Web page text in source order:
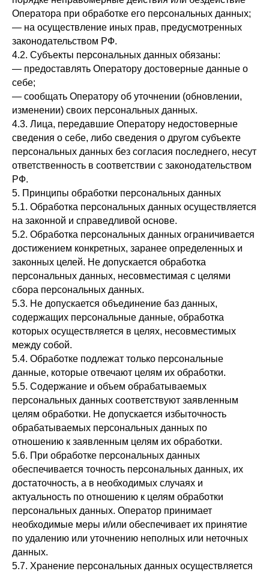
Оператора при обработке его персональных данных;
— на осуществление иных прав, предусмотренных
законодательством РФ.
4.2. Субъекты персональных данных обязаны:
— предоставлять Оператору достоверные данные о
себе;
— сообщать Оператору об уточнении (обновлении,
изменении) своих персональных данных.
4.3. Лица, передавшие Оператору недостоверные
сведения о себе, либо сведения о другом субъекте
персональных данных без согласия последнего, несут
ответственность в соответствии с законодательством
РФ.
5. Принципы обработки персональных данных
5.1. Обработка персональных данных осуществляется
на законной и справедливой основе.
5.2. Обработка персональных данных ограничивается
достижением конкретных, заранее определенных и
законных целей. Не допускается обработка
персональных данных, несовместимая с целями
сбора персональных данных.
5.3. Не допускается объединение баз данных,
содержащих персональные данные, обработка
которых осуществляется в целях, несовместимых
между собой.
5.4. Обработке подлежат только персональные
данные, которые отвечают целям их обработки.
5.5. Содержание и объем обрабатываемых
персональных данных соответствуют заявленным
целям обработки. Не допускается избыточность
обрабатываемых персональных данных по
отношению к заявленным целям их обработки.
5.6. При обработке персональных данных
обеспечивается точность персональных данных, их
достаточность, а в необходимых случаях и
актуальность по отношению к целям обработки
персональных данных. Оператор принимает
необходимые меры и/или обеспечивает их принятие
по удалению или уточнению неполных или неточных
данных.
5.7. Хранение персональных данных осуществляется